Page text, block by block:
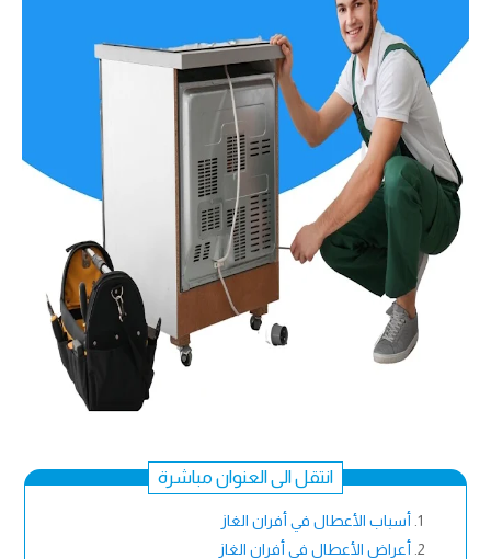
انتقل الى العنوان مباشرة
أسباب الأعطال في أفران الغاز
أعراض الأعطال في أفران الغاز